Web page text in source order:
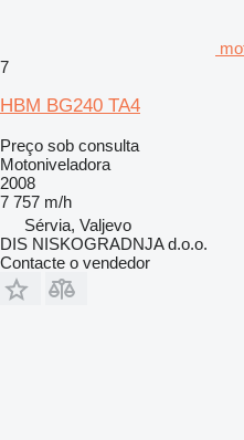
7
HBM BG240 TA4
Preço sob consulta
Motoniveladora
2008
7 757 m/h
Sérvia, Valjevo
DIS NISKOGRADNJA d.o.o.
Contacte o vendedor